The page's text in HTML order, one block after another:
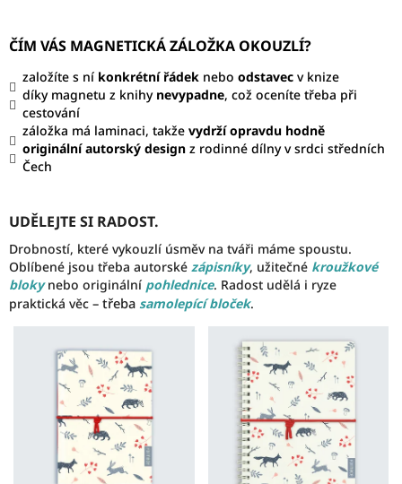
ČÍM VÁS MAGNETICKÁ ZÁLOŽKA OKOUZLÍ?
založíte s ní konkrétní řádek nebo odstavec v knize
díky magnetu z knihy nevypadne, což oceníte třeba při
cestování
záložka má laminaci, takže vydrží opravdu hodně
originální autorský design z rodinné dílny v srdci středních
Čech
UDĚLEJTE SI RADOST.
Drobností, které vykouzlí úsměv na tváři máme spoustu.
Oblíbené jsou třeba autorské zápisníky, užitečné kroužkové
blokynebo originální pohlednice. Radost udělá i ryze
praktická věc – třeba samolepící bloček.